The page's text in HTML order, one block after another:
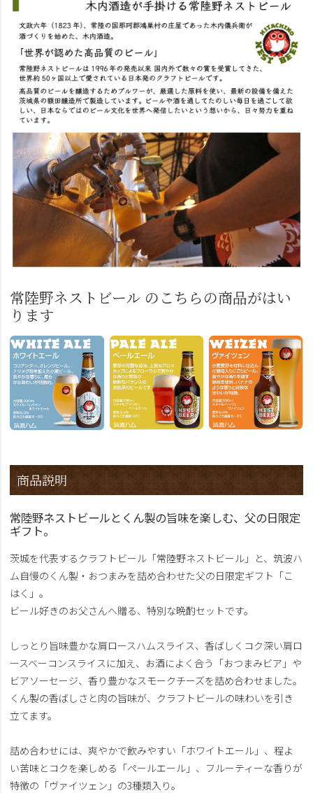
常陸野ネストビール のこちらの商品がはい
ります
商品説明
常陸野ネストビールとくん製の旨味を楽しむ、父の日限定
ギフト。
茨城を代表するクラフトビール「常陸野ネストビール」と、筑波ハ
ム自慢のくん製・おつまみを詰め合わせた父の日限定ギフト「こ
はく」。
ビール好きのお父さんへ贈る、特別な晩酌セットです。
しっとり旨味豊かな肩ロースハムスライス、香ばしくコク深い肩ロ
ースベーコンスライスに加え、お酒によく合う「おつまみビア」や
ビアソーセージ、香り豊かなスモークチーズを詰め合わせました。
くん製の香ばしさと肉の旨味が、クラフトビールの味わいを引き
立てます。
詰め合わせには、爽やかで飲みやすい「ホワイトエール」、程よ
い苦味とコクを楽しめる「ペールエール」、フルーティーな香りが
特徴の「ヴァイツェン」の3種類入り。